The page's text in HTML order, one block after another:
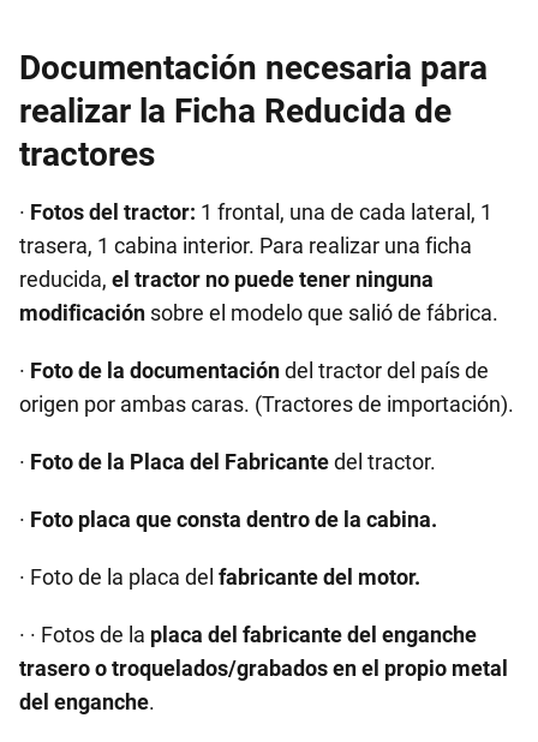
Documentación necesaria para
realizar la Ficha Reducida de
tractores
· Fotos del tractor: 1 frontal, una de cada lateral, 1
trasera, 1 cabina interior. Para realizar una ficha
reducida, el tractor no puede tener ninguna
modificación sobre el modelo que salió de fábrica.
· Foto de la documentacióndel tractor del país de
origen por ambas caras. (Tractores de importación).
· Foto de la Placa del Fabricantedel tractor.
· Foto placa que consta dentro de la cabina.
· Foto de la placa del fabricante del motor.
· · Fotos de la placa del fabricante del enganche
trasero o troquelados/grabados en el propio metal
del enganche.